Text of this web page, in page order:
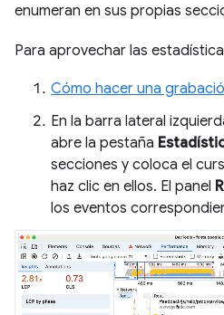
enumeran en sus propias
Para aprovechar las
Cómo hacer una
En la barra lateral
abre la pestaña
secciones y coloca el
haz clic en ellos. El panel
los eventos